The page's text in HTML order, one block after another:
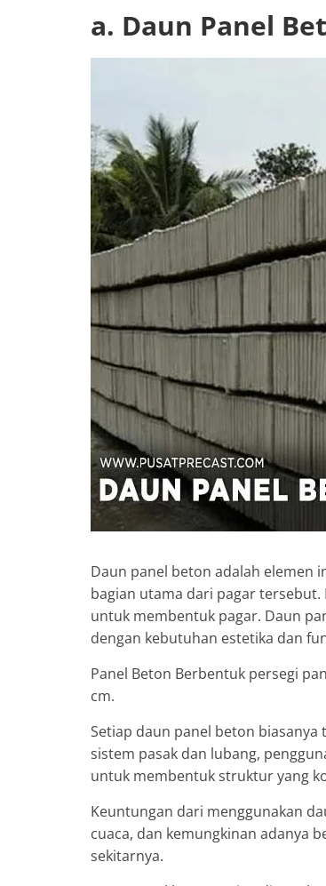
a. Daun Panel
Daun panel beton adalah elemen
bagian utama dari pagar
untuk membentuk pagar. Daun
dengan kebutuhan estetika dan
Panel Beton Berbentuk persegi
cm.
Setiap daun panel beton
sistem pasak dan lubang,
untuk membentuk struktur yang
Keuntungan dari menggunakan
cuaca, dan kemungkinan adanya
sekitarnya.